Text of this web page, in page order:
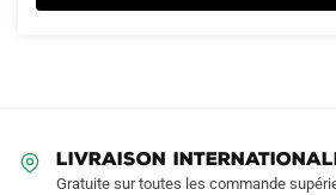
choisies
LIVRAISON
Gratuite sur toutes les commande